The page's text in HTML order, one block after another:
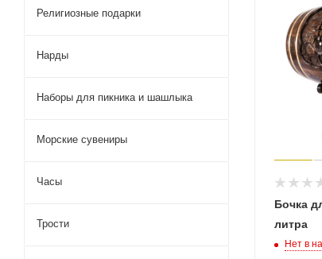
Бочка
литра
Нет в
Религиозные подарки
Нарды
Наборы для пикника и шашлыка
Морские сувениры
Часы
Трости